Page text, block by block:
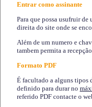
Entrar como assinante
Para que possa usufruir de
direita do site onde se
Além de um numero e
tambem permita a
Formato PDF
É facultado a alguns tipos
definido para durar no
referido PDF contacte o